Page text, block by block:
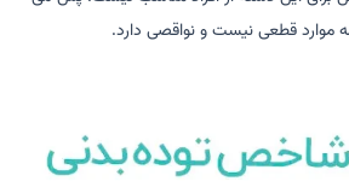
قطعی نیست و نواقصی دارد.